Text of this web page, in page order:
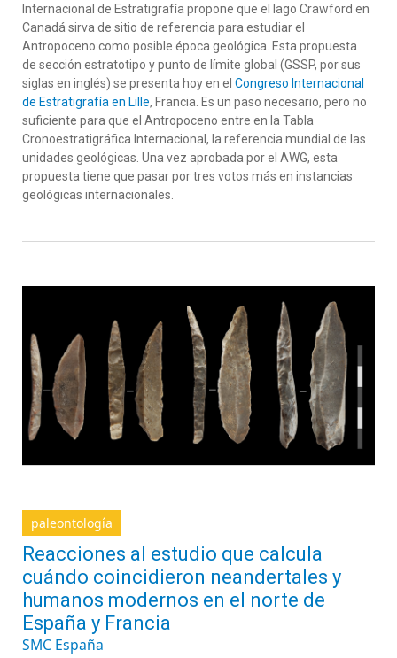
Internacional de Estratigrafía propone que el lago Crawford en
Canadá sirva de sitio de referencia para estudiar el
Antropoceno como posible época geológica. Esta propuesta
de sección estratotipo y punto de límite global (GSSP, por sus
siglas en inglés) se presenta hoy en el Congreso Internacional
de Estratigrafía en Lille, Francia. Es un paso necesario, pero no
suficiente para que el Antropoceno entre en la Tabla
Cronoestratigráfica Internacional, la referencia mundial de las
unidades geológicas. Una vez aprobada por el AWG, esta
propuesta tiene que pasar por tres votos más en instancias
geológicas internacionales.
paleontología
Reacciones al estudio que calcula
cuándo coincidieron neandertales y
humanos modernos en el norte de
España y Francia
SMC España